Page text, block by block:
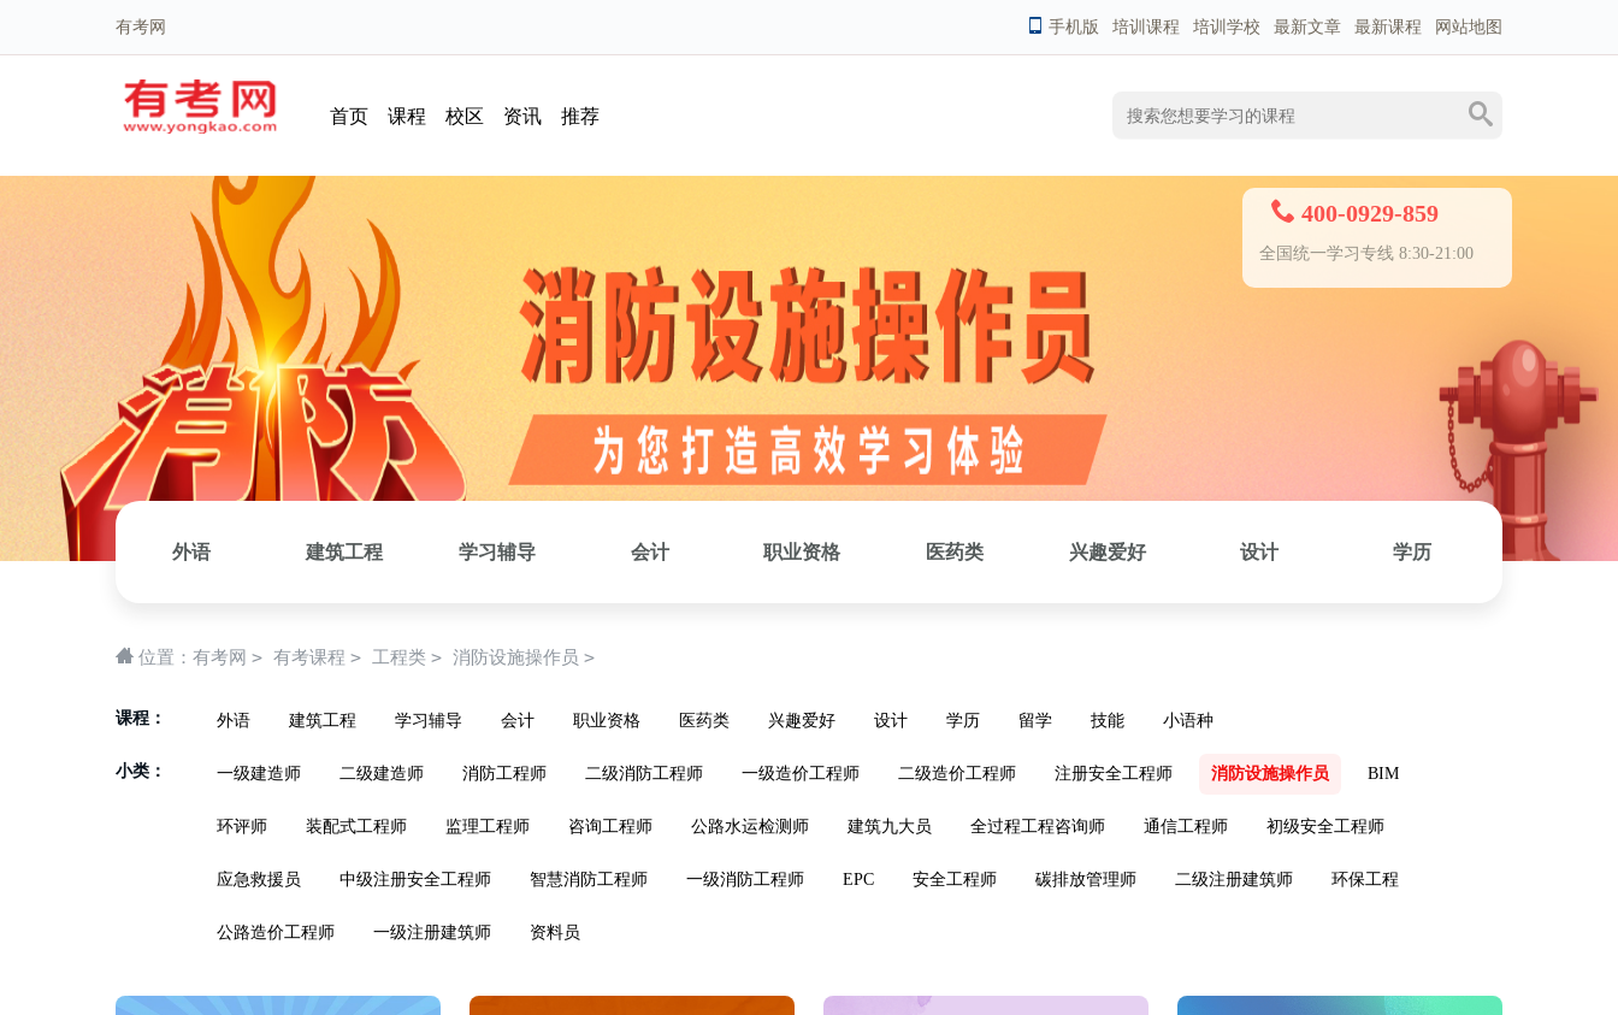
手机版 培训课程 培训学校 最新文章 最新课程 网站地图
有考网
首页 课程 校区 资讯 推荐
400-0929-859
全国统一学习专线 8:30-21:00
外语 建筑工程 学习辅导 会计 职业资格 医药类 兴趣爱好 设计 学历
位置： 有考网 > 有考课程 > 工程类 > 消防设施操作员 >
课程： 外语 建筑工程 学习辅导 会计 职业资格 医药类 兴趣爱好 设计 学历 留学 技能 小语种
小类： 一级建造师 二级建造师 消防工程师 二级消防工程师 一级造价工程师 二级造价工程师 注册安全工程师 消防设施操作员 BIM
环评师 装配式工程师 监理工程师 咨询工程师 公路水运检测师 建筑九大员 全过程工程咨询师 通信工程师 初级安全工程师
应急救援员 中级注册安全工程师 智慧消防工程师 一级消防工程师 EPC 安全工程师 碳排放管理师 二级注册建筑师 环保工程
公路造价工程师 一级注册建筑师 资料员